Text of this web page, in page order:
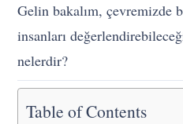
Gelin bakalım, çevremizde
insanları
nelerdir?
Table of Contents